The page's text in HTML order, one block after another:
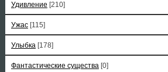
Удивление [210]
Ужас [115]
Улыбка [178]
Фантастические существа [0]